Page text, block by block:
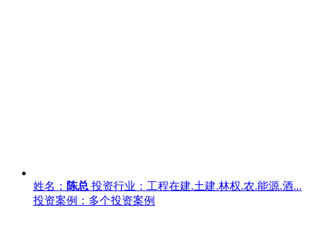
姓名： 陈总 投资行业：工程在建.土建.林权.农.能源.酒...
投资案例：多个投资案例